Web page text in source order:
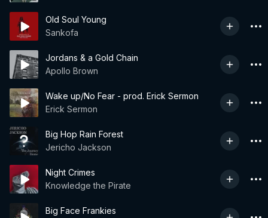
Old Soul Young
Sankofa
Jordans & a Gold Chain
Apollo Brown
Wake up/No Fear - prod. Erick Sermon
Erick Sermon
Big Hop Rain Forest
Jericho Jackson
Night Crimes
Knowledge the Pirate
Big Face Frankies